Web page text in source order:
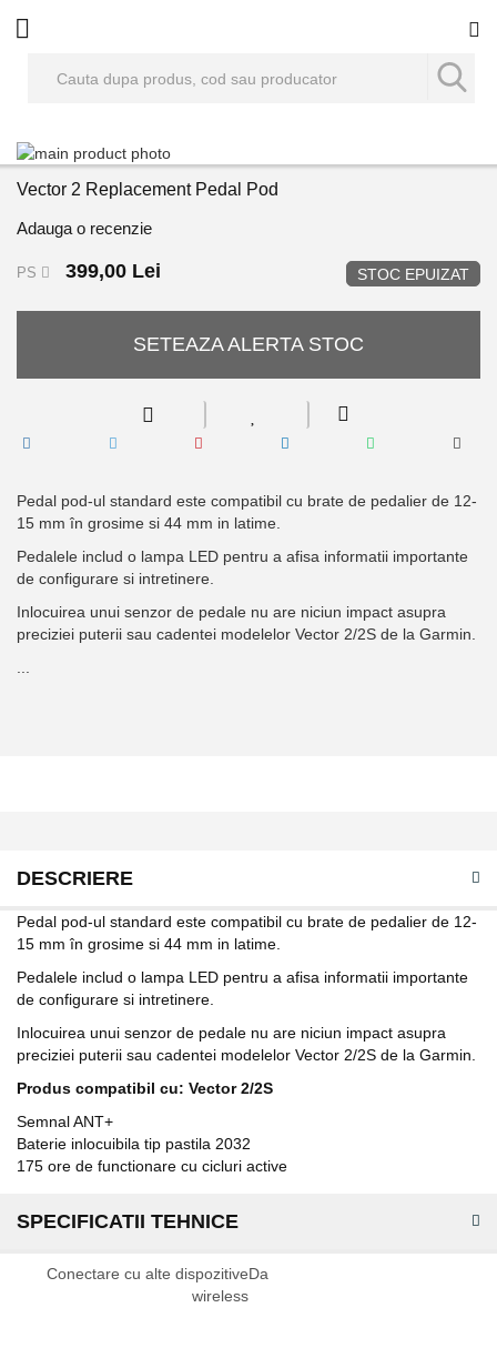
Skip
the
end
the
gallery
to
the
beginning
of
images
Vector 2 Replacement Pedal Pod
Adauga o recenzie
STOC EPUIZAT
PS 399,00 Lei
SETEAZA ALERTA STOC
Pedal pod-ul standard este compatibil cu brate de pedalier de 12-
15 mm în grosime si 44 mm in latime.
Pedalele includ o lampa LED pentru a afisa informatii importante
de configurare si intretinere.
Inlocuirea unui senzor de pedale nu are niciun impact asupra
preciziei puterii sau cadentei modelelor Vector 2/2S de la Garmin.
DESCRIERE
Pedal pod-ul standard este compatibil cu brate de pedalier de 12-
15 mm în grosime si 44 mm in latime.
Pedalele includ o lampa LED pentru a afisa informatii importante
de configurare si intretinere.
Inlocuirea unui senzor de pedale nu are niciun impact asupra
preciziei puterii sau cadentei modelelor Vector 2/2S de la Garmin.
Produs compatibil cu: Vector 2/2S
Semnal ANT+
Baterie inlocuibila tip pastila 2032
175 ore de functionare cu cicluri active
SPECIFICATII TEHNICE
Conectare cu alte dispozitive
wireless
Da